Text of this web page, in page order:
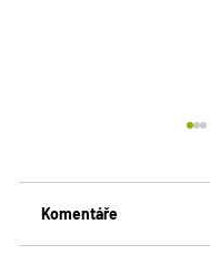
Komentáře